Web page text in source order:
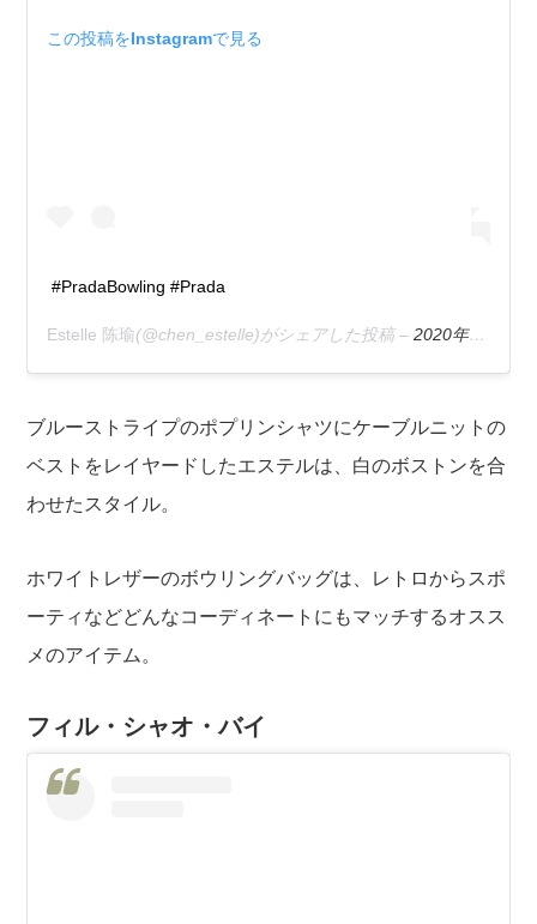
この投稿をInstagramで見る
#PradaBowling #Prada
Estelle 陈瑜(@chen_estelle)がシェアした投稿 –2020年 1月月14日午前7時02分PST
ブルーストライプのポプリンシャツにケーブルニットの
ベストをレイヤードしたエステルは、白のボストンを合
わせたスタイル。
ホワイトレザーのボウリングバッグは、レトロからスポ
ーティなどどんなコーディネートにもマッチするオスス
メのアイテム。
フィル・シャオ・バイ